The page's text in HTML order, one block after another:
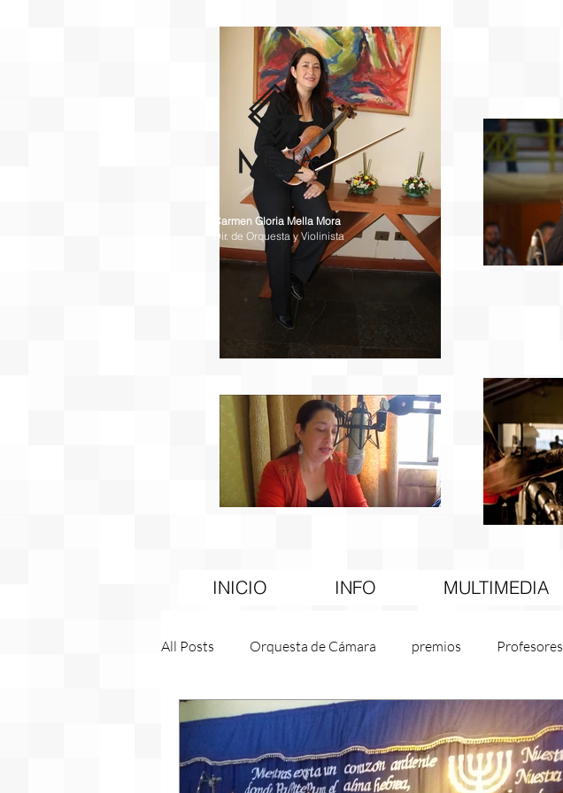
Carmen Gloria Mella Mora
Dir. de Orquesta y Violinista
INICIO INFO MULTIMEDIA
All Posts Orquesta de Cámara premios Profesores
Becas Gore Educación Difusión